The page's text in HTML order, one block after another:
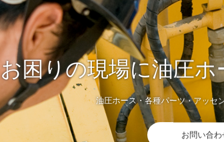
お困りの現場に油圧
油圧ホース・各種パーツ・アッセ
お問い合わ